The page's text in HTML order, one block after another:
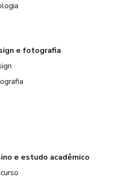
e fotografia
e estudo acadêmico